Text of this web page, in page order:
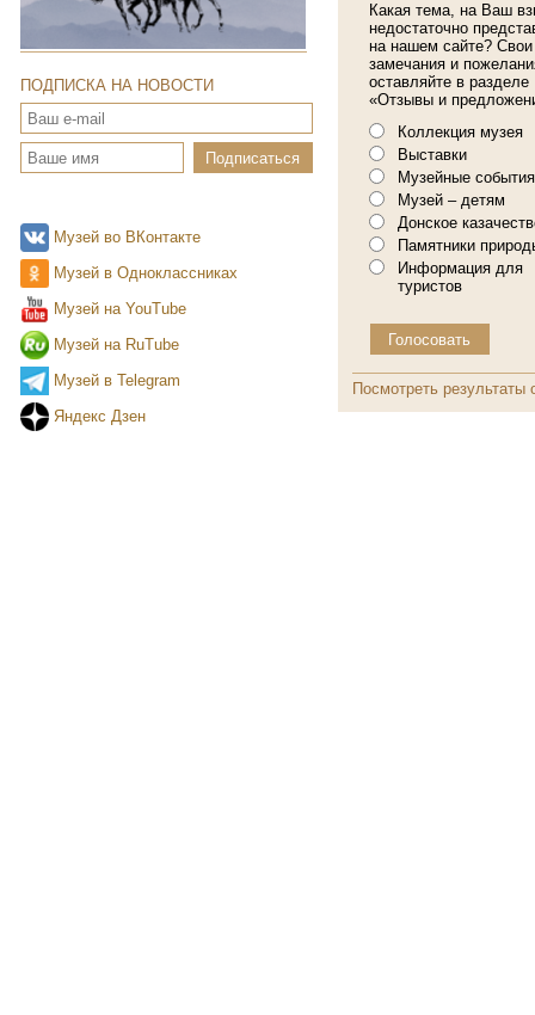
ПОДПИСКА НА НОВОСТИ
Музей во ВКонтакте
Музей в Одноклассниках
Музей на YouTube
Музей на RuTube
Музей в Telegram
Яндекс Дзен
Какая тема, на Ваш
недостаточно
на нашем сайте? Свои
замечания и
оставляйте в разделе
«Отзывы и
Коллекция музея
Выставки
Музейные события
Музей – детям
Донское
Памятники
Информация для
туристов
Посмотреть результаты